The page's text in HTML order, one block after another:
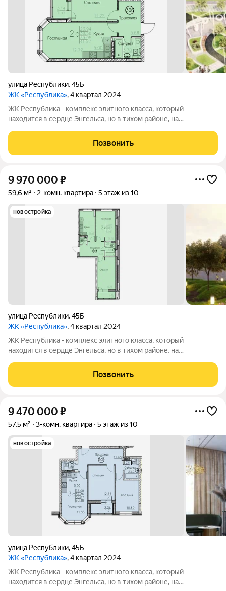
улица Республики,45Б
ЖК «Республика», 4 квартал 2024
ЖК Республика - комплекс элитного класса, который
находится в сердце Энгельса, но в тихом районе, на
доступности: детские сады, школы, торговый центр, пляж,
набережная и множество магазинов. А дома
Позвонить
9 970 000 ₽
59,6 м² 2-комн. квартира 5 этаж из 10
новостройка
улица Республики,45Б
ЖК «Республика», 4 квартал 2024
ЖК Республика - комплекс элитного класса, который
находится в сердце Энгельса, но в тихом районе, на
доступности: детские сады, школы, торговый центр, пляж,
набережная и множество магазинов. А дома
Позвонить
9 470 000 ₽
57,5 м² 3-комн. квартира 5 этаж из 10
новостройка
улица Республики,45Б
ЖК «Республика», 4 квартал 2024
ЖК Республика - комплекс элитного класса, который
находится в сердце Энгельса, но в тихом районе, на